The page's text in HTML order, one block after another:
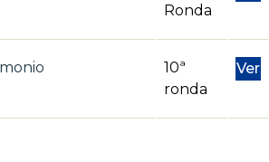
Ronda
10ª
ronda
Ver